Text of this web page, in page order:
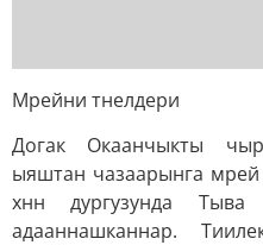
Мрейни тнелдери
Догак Окаанчыкты
ыяштан чазаарынга мрей
хнн дургузунда Тыва
адааннашканнар.